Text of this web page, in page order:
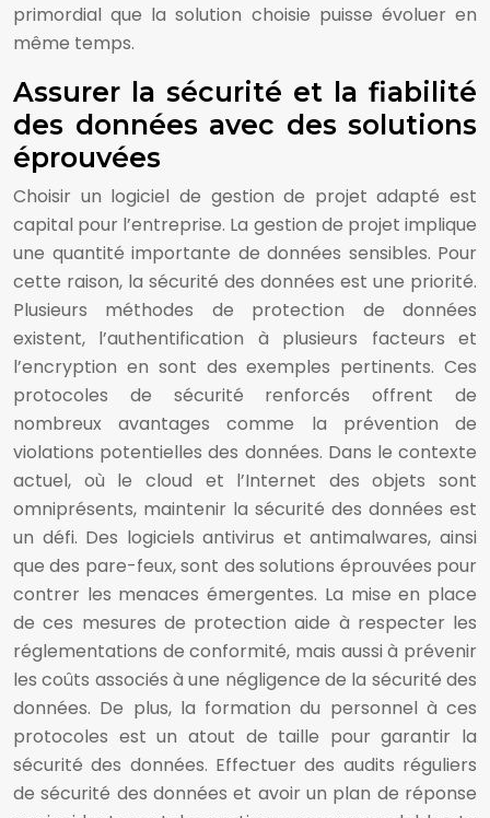
primordial que la solution choisie puisse évoluer en
même temps.
Assurer la sécurité et la fiabilité
des données avec des solutions
éprouvées
Choisir un logiciel de gestion de projet adapté est
capital pour l’entreprise. La gestion de projet implique
une quantité importante de données sensibles. Pour
cette raison, la sécurité des données est une priorité.
Plusieurs méthodes de protection de données
existent, l’authentification à plusieurs facteurs et
l’encryption en sont des exemples pertinents. Ces
protocoles de sécurité renforcés offrent de
nombreux avantages comme la prévention de
violations potentielles des données. Dans le contexte
actuel, où le cloud et l’Internet des objets sont
omniprésents, maintenir la sécurité des données est
un défi. Des logiciels antivirus et antimalwares, ainsi
que des pare-feux, sont des solutions éprouvées pour
contrer les menaces émergentes. La mise en place
de ces mesures de protection aide à respecter les
réglementations de conformité, mais aussi à prévenir
les coûts associés à une négligence de la sécurité des
données. De plus, la formation du personnel à ces
protocoles est un atout de taille pour garantir la
sécurité des données. Effectuer des audits réguliers
de sécurité des données et avoir un plan de réponse